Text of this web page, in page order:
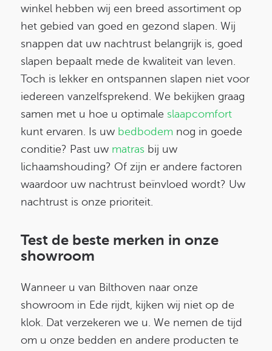
winkel hebben wij een breed assortiment op
het gebied van goed en gezond slapen. Wij
snappen dat uw nachtrust belangrijk is, goed
slapen bepaalt mede de kwaliteit van leven.
Toch is lekker en ontspannen slapen niet voor
iedereen vanzelfsprekend. We bekijken graag
samen met u hoe u optimale slaapcomfort
kunt ervaren. Is uw bedbodemnog in goede
conditie? Past uw matrasbij uw
lichaamshouding? Of zijn er andere factoren
waardoor uw nachtrust beïnvloed wordt? Uw
nachtrust is onze prioriteit.
Test de beste merken in onze
showroom
Wanneer u van Bilthoven naar onze
showroom in Ede rijdt, kijken wij niet op de
klok. Dat verzekeren we u. We nemen de tijd
om u onze bedden en andere producten te